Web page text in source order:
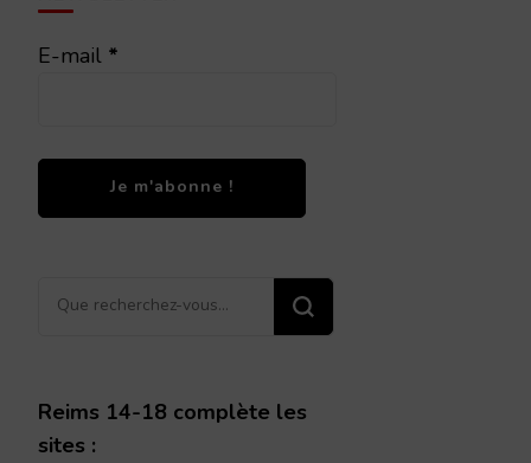
E-mail *
Vous
Reims 14-18 complète les
sites :